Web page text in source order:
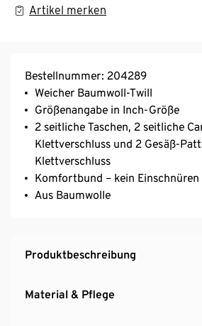
Artikel merken
Bestellnummer: 204289
Weicher Baumwoll-Twill
Größenangabe in Inch-Größe
2 seitliche Taschen, 2 seitliche
Klettverschluss und 2 Gesäß-
Klettverschluss
Komfortbund – kein Einschnüren
Aus Baumwolle
Produktbeschreibung
Material & Pflege